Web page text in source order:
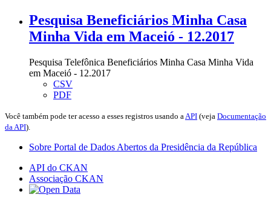
Pesquisa Beneficiários Minha Casa
Minha Vida em Maceió - 12.2017
Pesquisa Telefônica Beneficiários Minha Casa Minha Vida
em Maceió - 12.2017
CSV
PDF
Você também pode ter acesso a esses registros usando a API (veja Documentação
da API).
Sobre Portal de Dados Abertos da Presidência da República
API do CKAN
Associação CKAN